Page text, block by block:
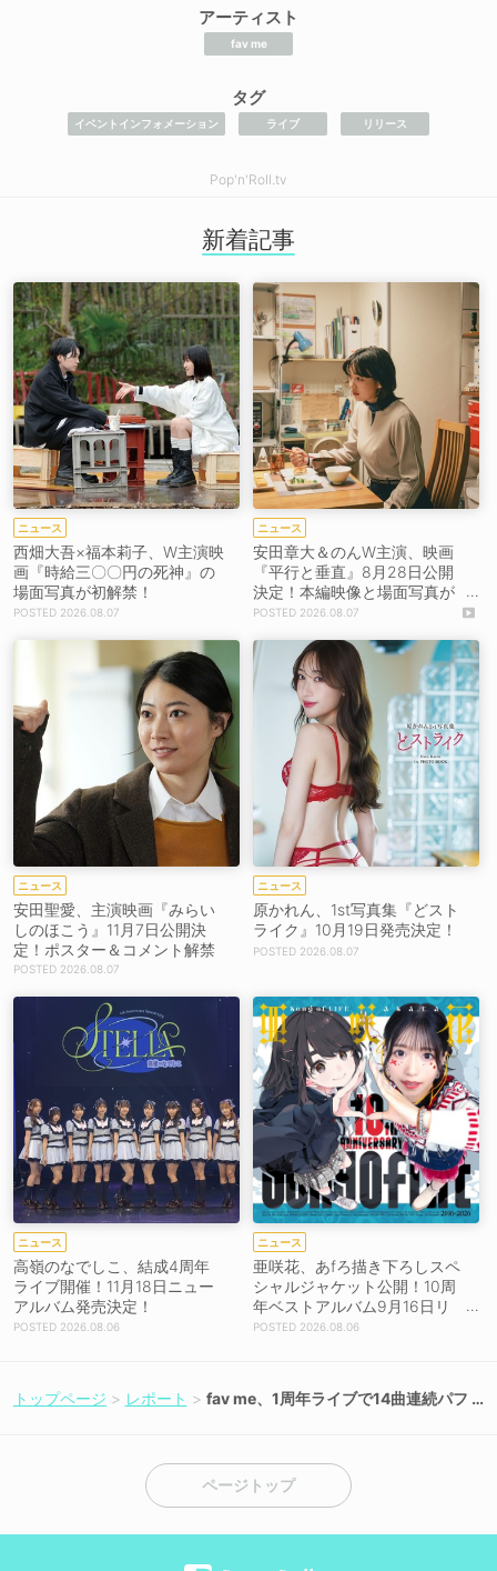
アーティスト
fav me
タグ
イベントインフォメーション ライブ リリース
Pop'n'Roll.tv
新着記事
ニュース
西畑大吾×福本莉子、W主演映
画『時給三〇〇円の死神』の
場面写真が初解禁！
2026.08.07
ニュース
安田章大＆のんW主演、映画
『平行と垂直』8月28日公開
決定！本編映像と場面写真が
初解禁！2026.08.07
ニュース
安田聖愛、主演映画『みらい
しのほこう』11月7日公開決
定！ポスター＆コメント解禁
2026.08.07
ニュース
原かれん、1st写真集『どスト
ライク』10月19日発売決定！
2026.08.07
ニュース
高嶺のなでしこ、結成4周年
ライブ開催！11月18日ニュー
アルバム発売決定！
2026.08.06
ニュース
亜咲花、あfろ描き下ろしスペ
シャルジャケット公開！10周
年ベストアルバム9月16日リ
リース！2026.08.06
トップページ レポート
fav me、1周年ライブで14曲連続パフ
ページトップ